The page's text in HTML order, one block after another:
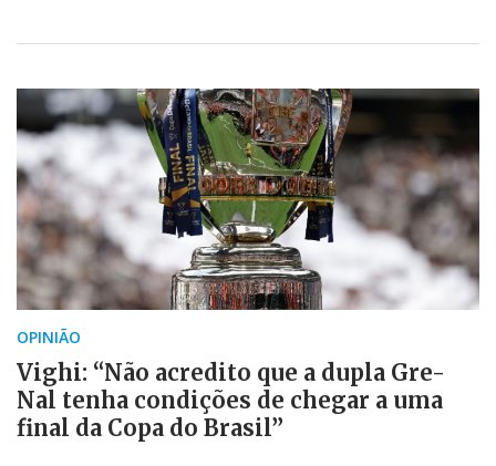
OPINIÃO
Vighi: “Não acredito que a dupla Gre-
Nal tenha condições de chegar a uma
final da Copa do Brasil”